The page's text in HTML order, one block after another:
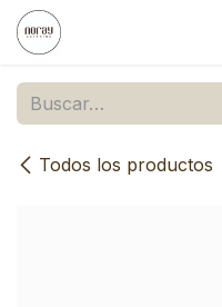
Ir al contenido
Todos los productos